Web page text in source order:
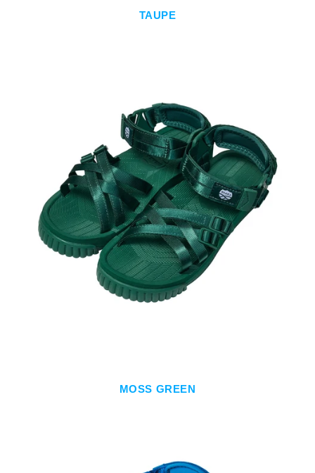
TAUPE
MOSS GREEN